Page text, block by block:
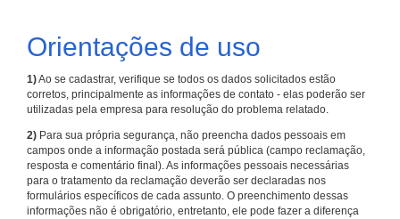
Orientações de uso
1)Ao se cadastrar, verifique se todos os dados solicitados estão
corretos, principalmente as informações de contato - elas poderão ser
utilizadas pela empresa para resolução do problema relatado.
2) Para sua própria segurança, não preencha dados pessoais em
campos onde a informação postada será pública (campo reclamação,
resposta e comentário final). As informações pessoais necessárias
para o tratamento da reclamação deverão ser declaradas nos
formulários específicos de cada assunto. O preenchimento dessas
informações não é obrigatório, entretanto, ele pode fazer a diferença